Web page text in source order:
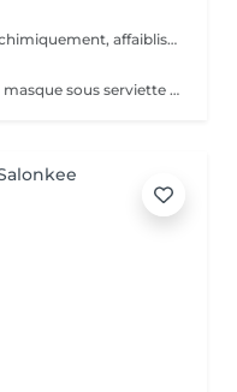
Destiné aux cheveux endommagés chimiquement, affaiblis, cassants et en manque de vitamines. Apporte des vitamines et des acides aminés pour un cheveu beaucoup plus fort. Peut être fait le jour d'un service de coloration, balayage, décoloration ou mèches avant et/ou après. La tenue est de 1-3 mois, cela dépend de la porositée des cheveux.
Traitement du cheveu: shampooing, masque sous serviette chaude et conditionneur